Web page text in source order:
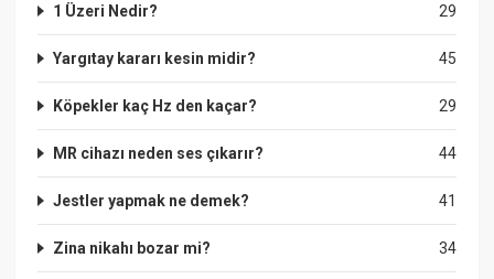
29
1 Üzeri Nedir?
45
Yargıtay kararı kesin midir?
29
Köpekler kaç Hz den kaçar?
44
MR cihazı neden ses çıkarır?
41
Jestler yapmak ne demek?
34
Zina nikahı bozar mi?